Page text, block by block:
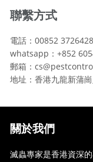
聯繫方式
電話：00852
whatsapp：+852
郵箱：
地址：香港九龍新蒲
關於我們
滅蟲專家是香港資深